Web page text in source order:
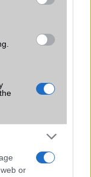
or
Fi képes változata